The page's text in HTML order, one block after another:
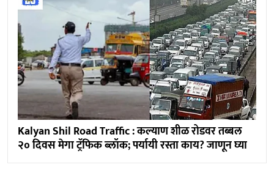
Kalyan Shil Road Traffic : कल्याण शीळ रोडवर तब्बल
२० दिवस मेगा ट्रॅफिक ब्लॉक; पर्यायी रस्ता काय? जाणून घ्या